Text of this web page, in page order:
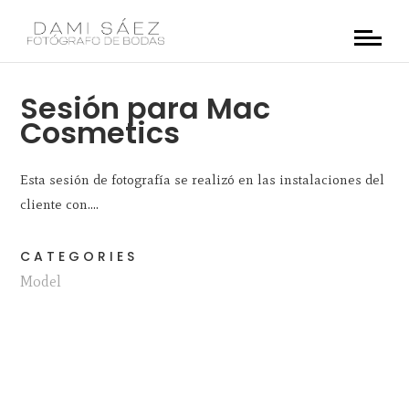
Sesión para Mac
Cosmetics
Esta sesión de fotografía se realizó en las instalaciones del
cliente con....
CATEGORIES
Model